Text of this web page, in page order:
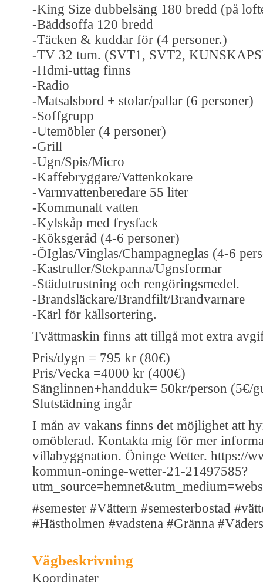
-King Size dubbelsäng 180 bredd (på
-Bäddsoffa 120 bredd
-Täcken & kuddar för (4 personer.)
-TV 32 tum. (SVT1, SVT2,
-Hdmi-uttag finns
-Radio
-Matsalsbord + stolar/pallar (6 personer)
-Soffgrupp
-Utemöbler (4 personer)
-Grill
-Ugn/Spis/Micro
-Kaffebryggare/Vattenkokare
-Varmvattenberedare 55 liter
-Kommunalt vatten
-Kylskåp med frysfack
-Köksgeråd (4-6 personer)
-ÖIglas/Vinglas/Champagneglas (4-6
-Kastruller/Stekpanna/Ugnsformar
-Städutrustning och rengöringsmedel.
-Brandsläckare/Brandfilt/Brandvarnare
-Kärl för källsortering.
Tvättmaskin finns att tillgå mot extra
Pris/dygn = 795 kr (80€)
Pris/Vecka =4000 kr (400€)
Sänglinnen+handduk= 50kr/person (5€/
Slutstädning ingår
I mån av vakans finns det möjlighet att
omöblerad. Kontakta mig för mer
villabyggnation. Öninge Wetter. https://
kommun-oninge-wetter-21-21497585?
#semester #Vättern #semesterbostad
#Hästholmen #vadstena #Gränna
Vägbeskrivning
Koordinater